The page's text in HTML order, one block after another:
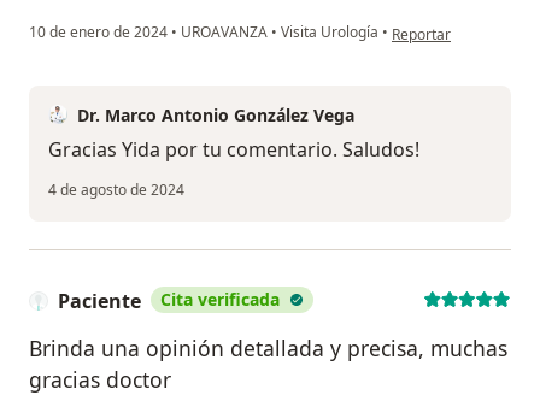
10 de enero de 2024 • UROAVANZA • Visita Urología • en opinión del
Reportar
Dr. Marco Antonio González Vega
Gracias Yida por tu comentario. Saludos!
4 de agosto de 2024
Paciente Cita verificada
Brinda una opinión detallada y precisa, muchas
gracias doctor